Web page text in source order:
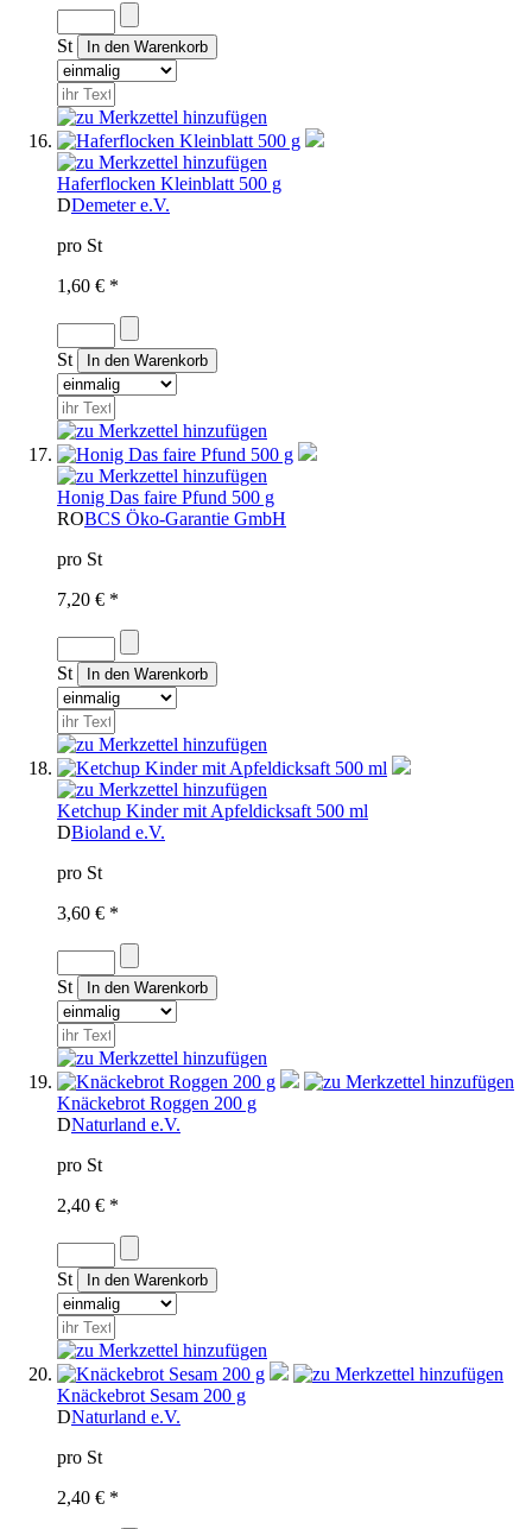
St
Haferflocken Kleinblatt 500 g
DDemeter e.V.
pro St
1,60 € *
St
Honig Das faire Pfund 500 g
ROBCS Öko-Garantie GmbH
pro St
7,20 € *
St
Ketchup Kinder mit Apfeldicksaft 500 ml
DBioland e.V.
pro St
3,60 € *
St
Knäckebrot Roggen 200 g
DNaturland e.V.
pro St
2,40 € *
St
Knäckebrot Sesam 200 g
DNaturland e.V.
pro St
2,40 € *